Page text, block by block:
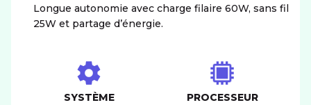
Longue autonomie avec charge filaire 60W, sans fil
25W et partage d’énergie.
SYSTÈME
PROCESSEUR